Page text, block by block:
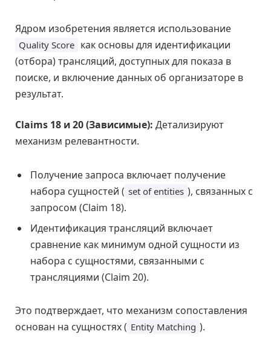
Ядром изобретения является использование
Quality Score как основы для идентификации
(отбора) трансляций, доступных для показа в
поиске, и включение данных об организаторе в
результат.
Claims 18 и 20 (Зависимые): Детализируют
механизм релевантности.
Получение запроса включает получение
набора сущностей ( set of entities ), связанных с
запросом (Claim 18).
Идентификация трансляций включает
сравнение как минимум одной сущности из
набора с сущностями, связанными с
трансляциями (Claim 20).
Это подтверждает, что механизм сопоставления
основан на сущностях ( Entity Matching ).